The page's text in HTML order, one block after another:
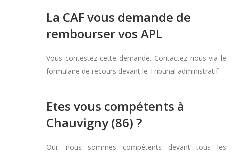
La CAF vous demande de
rembourser vos APL
Vous contestez cette demande. Contactez nous via le
formulaire de recours devant le Tribunal administratif.
Etes vous compétents à
Chauvigny (86) ?
Oui, nous sommes compétents devant tous les